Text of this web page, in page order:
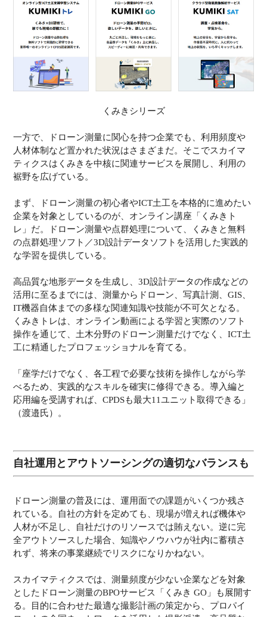
くみきシリーズ
一方で、ドローン測量に関心を持つ企業でも、利用頻度や
人材体制など置かれた状況はさまざまだ。そこでスカイマ
ティクスはくみきを中核に関連サービスを展開し、利用の
裾野を広げている。
まず、ドローン測量の初心者やICT土工を本格的に進めたい
企業を対象としているのが、オンライン講座「くみきト
レ」だ。ドローン測量や点群処理について、くみきと無料
の点群処理ソフト／3D設計データソフトを活用した実践的
な学習を提供している。
高品質な地形データを生成し、3D設計データの作成などの
活用に至るまでには、測量からドローン、写真計測、GIS、
IT機器自体までの多様な関連知識や技能が不可欠となる。
くみきトレは、オンライン動画による学習と実際のソフト
操作を通じて、土木分野のドローン測量だけでなく、ICT土
工に精通したプロフェッショナルを育てる。
「座学だけでなく、各工程で必要な技術を操作しながら学
べるため、実践的なスキルを確実に修得できる。導入編と
応用編を受講すれば、CPDSも最大11ユニット取得できる」
（渡邉氏）。
自社運用とアウトソーシングの適切なバランスも
ドローン測量の普及には、運用面での課題がいくつか残さ
れている。自社の方針を定めても、現場が増えれば機体や
人材が不足し、自社だけのリソースでは賄えない。逆に完
全アウトソースした場合、知識やノウハウが社内に蓄積さ
れず、将来の事業継続でリスクになりかねない。
スカイマティクスでは、測量頻度が少ない企業などを対象
としたドローン測量のBPOサービス「くみき GO」も展開す
る。目的に合わせた最適な撮影計画の策定から、プロパイ